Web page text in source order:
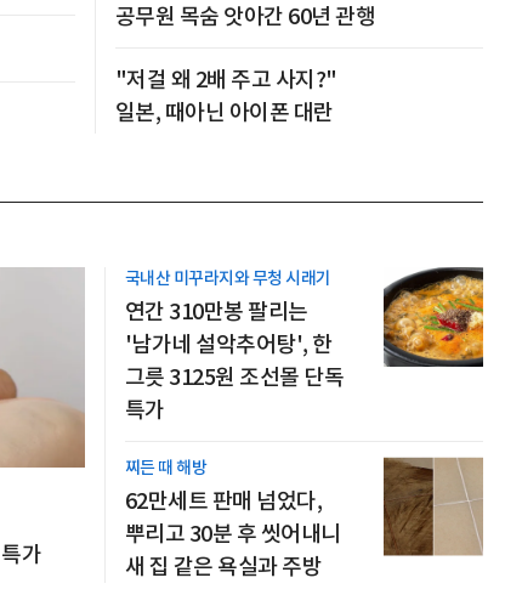
공무원 목숨 앗아간 60년 관행
"저걸 왜 2배 주고 사지?"
일본, 때아닌 아이폰 대란
가
국내산 미꾸라지와 무청 시래기
연간 310만봉 팔리는
'남가네 설악추어탕', 한
그릇 3125원 조선몰 단독
특가
찌든 때 해방
62만세트 판매 넘었다,
뿌리고 30분 후 씻어내니
새 집 같은 욕실과 주방